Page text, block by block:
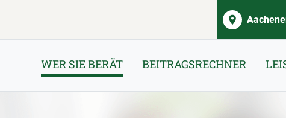
WER SIE BERÄT BEITRAGSRECHNER